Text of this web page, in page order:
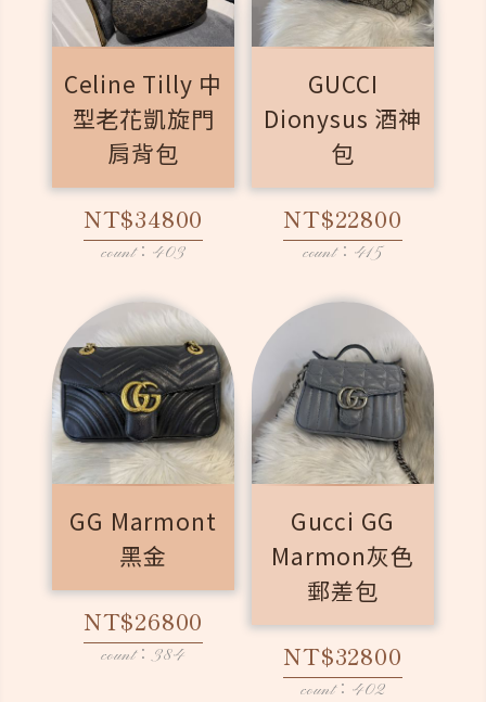
Celine Tilly 中
型老花凱旋門
肩背包
NT$34800
count：403
GUCCI
Dionysus 酒神
包
NT$22800
count：415
GG Marmont
黑金
NT$26800
count：384
Gucci GG
Marmon灰色
郵差包
NT$32800
count：402